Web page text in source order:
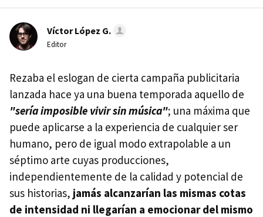
Víctor López G.
Editor
Rezaba el eslogan de cierta campaña publicitaria
lanzada hace ya una buena temporada aquello de
"sería imposible vivir sin música"; una máxima que
puede aplicarse a la experiencia de cualquier ser
humano, pero de igual modo extrapolable a un
séptimo arte cuyas producciones,
independientemente de la calidad y potencial de
sus historias, jamás alcanzarían las mismas cotas
de intensidad ni llegarían a emocionar del mismo